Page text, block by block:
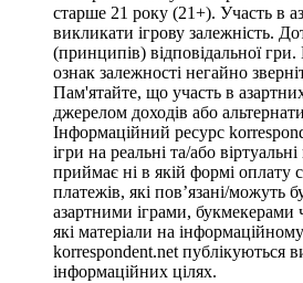
старше 21 року (21+). Участь в
викликати ігрову залежність.
(принципів) відповідальної
ознак залежності негайно
Пам'ятайте, що участь в
джерелом доходів або
Інформаційний ресурс
ігри на реальні та/або
приймає ні в якій формі оплату
платежів, які пов’язані/можуть
азартними іграми, букмекерами
які матеріали на
korrespondent.net публікуються
інформаційних цілях.